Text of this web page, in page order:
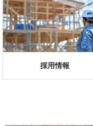
たなくてはなら
家づくりに対
らない。
たとえ私たち